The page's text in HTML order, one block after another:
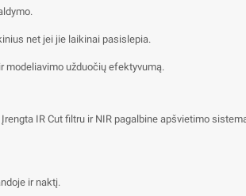
net jei jie laikinai pasislepia.
modeliavimo užduočių efektyvumą.
IR Cut filtru ir NIR pagalbine apšvietimo
ir naktį.